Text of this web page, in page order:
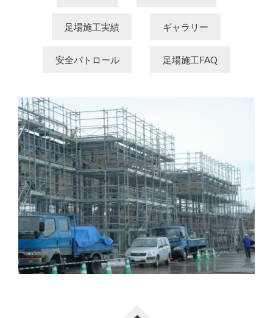
足場施工実績 ギャラリー
安全パトロール 足場施工FAQ